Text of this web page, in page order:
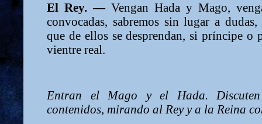
El Rey. — Vengan Hada y Mago,
convocadas, sabremos sin lugar a
que de ellos se desprendan, si príncipe o
vientre real.
Entran el Mago y el Hada. Discuten
contenidos, mirando al Rey y a la Reina